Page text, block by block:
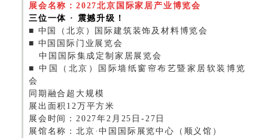
展会名称：2027北京国际家居产业博览会
三位一体 · 震撼升级！
■ 中国（北京）国际建筑装饰及材料博览会
■ 中国国际门业展览会
中国国际集成定制家居展览会
■中国（北京）国际墙纸窗帘布艺暨家居软装博览
会
同期融合超大规模
展出面积12万平方米
展会时间：2027年2月25日-27日
展馆名称：北京·中国国际展览中心（顺义馆）